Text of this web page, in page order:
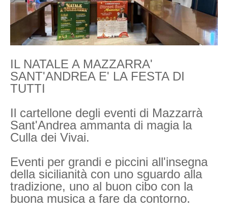
IL NATALE A MAZZARRA'
SANT'ANDREA E' LA FESTA DI
TUTTI
Il cartellone degli eventi di Mazzarrà
Sant'Andrea ammanta di magia la
Culla dei Vivai.
Eventi per grandi e piccini all'insegna
della sicilianità con uno sguardo alla
tradizione, uno al buon cibo con la
buona musica a fare da contorno.